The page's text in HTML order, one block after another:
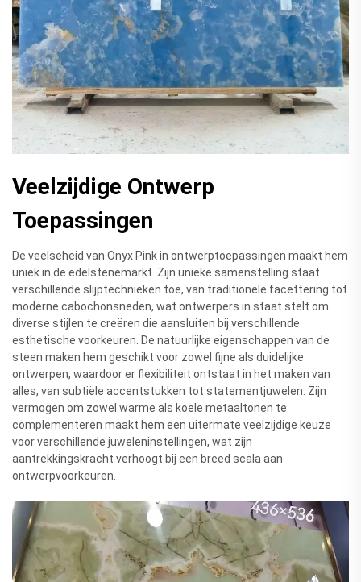
Veelzijdige Ontwerp
Toepassingen
De veelseheid van Onyx Pink in ontwerptoepassingen maakt hem
uniek in de edelstenemarkt. Zijn unieke samenstelling staat
verschillende slijptechnieken toe, van traditionele facettering tot
moderne cabochonsneden, wat ontwerpers in staat stelt om
diverse stijlen te creëren die aansluiten bij verschillende
esthetische voorkeuren. De natuurlijke eigenschappen van de
steen maken hem geschikt voor zowel fijne als duidelijke
ontwerpen, waardoor er flexibiliteit ontstaat in het maken van
alles, van subtiële accentstukken tot statementjuwelen. Zijn
vermogen om zowel warme als koele metaaltonen te
complementeren maakt hem een uitermate veelzijdige keuze
voor verschillende juweleninstellingen, wat zijn
aantrekkingskracht verhoogt bij een breed scala aan
ontwerpvoorkeuren.